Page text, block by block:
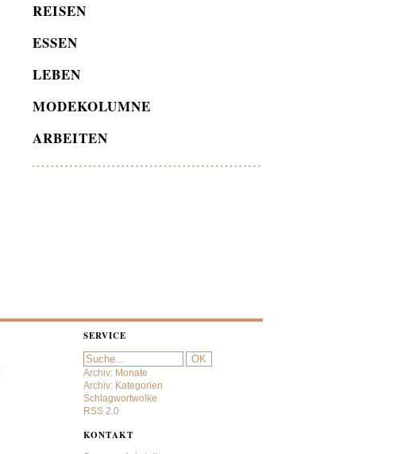
REISEN
ESSEN
LEBEN
MODEKOLUMNE
ARBEITEN
SERVICE
Archiv: Monate
Archiv: Kategorien
Schlagwortwolke
RSS 2.0
KONTAKT